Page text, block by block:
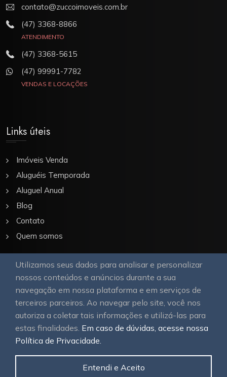
Utilizamos seus dados para analisar e personalizar
nossos conteúdos e anúncios durante a sua
navegação em nossa plataforma e em serviços de
terceiros parceiros. Ao navegar pelo site, você nos
autoriza a coletar tais informações e utilizá-las para
estas finalidades. Em caso de dúvidas, acesse nossa
Política de Privacidade.
Entendi e Aceito
contato@zuccoimoveis.com.br
(47) 3368-8866
ATENDIMENTO
(47) 3368-5615
(47) 99991-7782
VENDAS E LOCAÇÕES
Links úteis
Imóveis Venda
Aluguéis Temporada
Aluguel Anual
Blog
Contato
Quem somos
Nossa Galeria
© 2026OAWEB site e sistemas para imobiliárias
os direitos reservados.